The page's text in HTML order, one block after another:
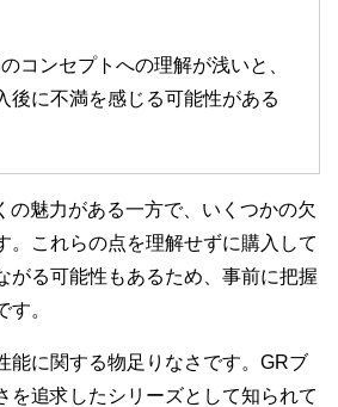
コンセプトへの理解が浅いと、
後に不満を感じる可能性がある
の魅力がある一方で、いくつかの欠
。これらの点を理解せずに購入して
がる可能性もあるため、事前に把握
す。
能に関する物足りなさです。GRブ
を追求したシリーズとして知られて